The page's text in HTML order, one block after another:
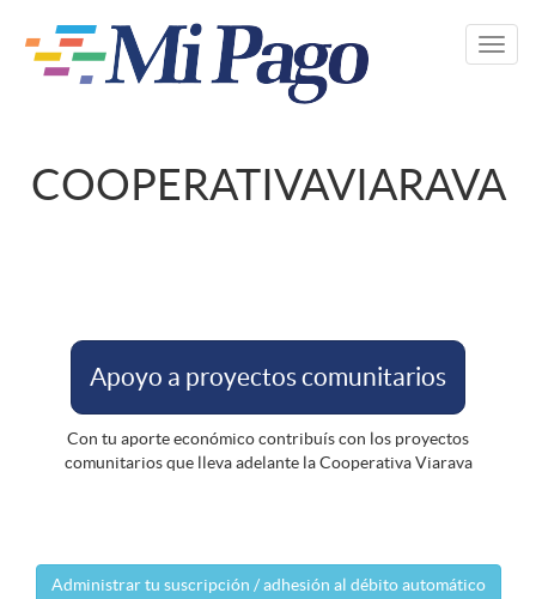
contenido
COOPERATIVAVIARAVA
Apoyo a proyectos comunitarios
Con tu aporte económico contribuís con los proyectos
comunitarios que lleva adelante la Cooperativa Viarava
Administrar tu suscripción / adhesión al débito automático